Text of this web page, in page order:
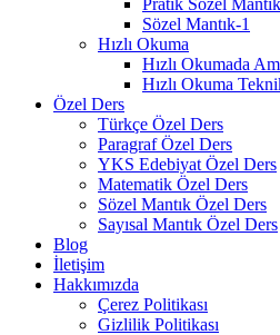
Pratik Sözel
Sözel Mantık-1
Hızlı Okuma
Hızlı Okumada
Hızlı Okuma
Özel Ders
Türkçe Özel Ders
Paragraf Özel Ders
YKS Edebiyat Özel Ders
Matematik Özel Ders
Sözel Mantık Özel Ders
Sayısal Mantık Özel Ders
Blog
İletişim
Hakkımızda
Çerez Politikası
Gizlilik Politikası